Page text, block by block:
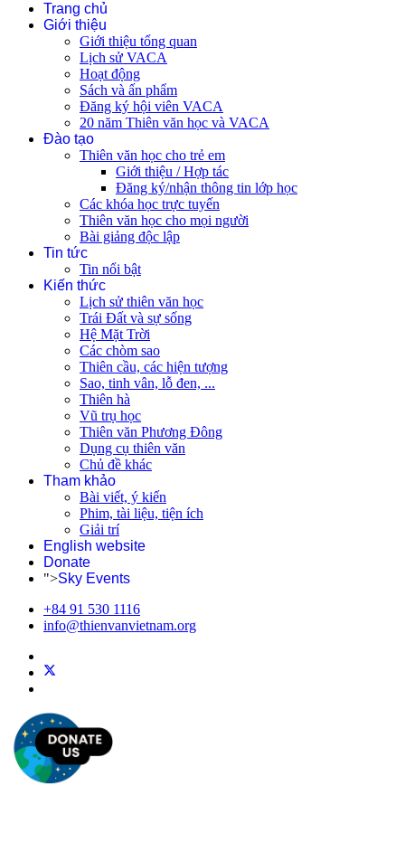
Trang chủ
Giới thiệu
Giới thiệu tổng quan
Lịch sử VACA
Hoạt động
Sách và ấn phẩm
Đăng ký hội viên VACA
20 năm Thiên văn học và VACA
Đào tạo
Thiên văn học cho trẻ em
Giới thiệu / Hợp tác
Đăng ký/nhận thông tin lớp học
Các khóa học trực tuyến
Thiên văn học cho mọi người
Bài giảng độc lập
Tin tức
Tin nổi bật
Kiến thức
Lịch sử thiên văn học
Trái Đất và sự sống
Hệ Mặt Trời
Các chòm sao
Thiên cầu, các hiện tượng
Sao, tinh vân, lỗ đen, ...
Thiên hà
Vũ trụ học
Thiên văn Phương Đông
Dụng cụ thiên văn
Chủ đề khác
Tham khảo
Bài viết, ý kiến
Phim, tài liệu, tiện ích
Giải trí
English website
Donate
">Sky Events
+84 91 530 1116
info@thienvanvietnam.org